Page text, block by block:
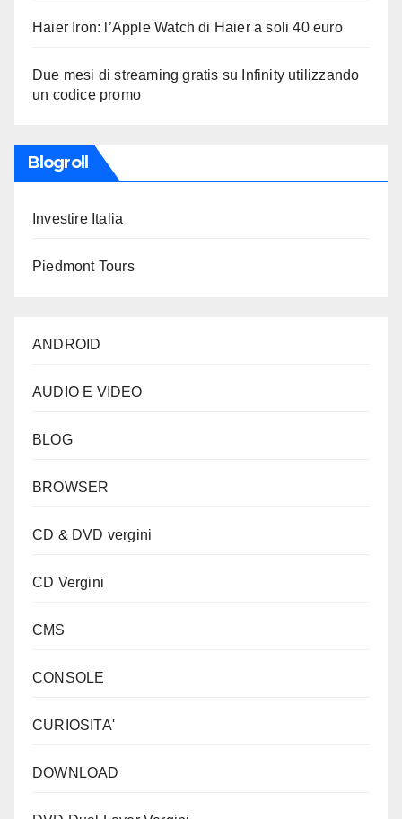
Haier Iron: l’Apple Watch di Haier a soli 40 euro
Due mesi di streaming gratis su Infinity utilizzando
un codice promo
Blogroll
Investire Italia
Piedmont Tours
ANDROID
AUDIO E VIDEO
BLOG
BROWSER
CD & DVD vergini
CD Vergini
CMS
CONSOLE
CURIOSITA'
DOWNLOAD